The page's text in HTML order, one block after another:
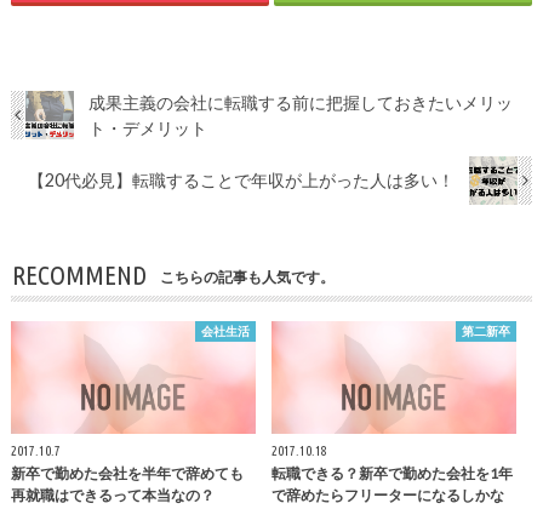
成果主義の会社に転職する前に把握しておきたいメリッ
ト・デメリット
【20代必見】転職することで年収が上がった人は多い！
RECOMMEND こちらの記事も人気です。
会社生活
2017.10.7
新卒で勤めた会社を半年で辞めても
再就職はできるって本当なの？
第二新卒
2017.10.18
転職できる？新卒で勤めた会社を1年
で辞めたらフリーターになるしかな